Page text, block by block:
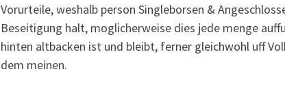
Vorurteile, weshalb person Singleborsen &
Beseitigung halt, moglicherweise dies jede menge
hinten altbacken ist und bleibt, ferner gleichwohl uff
dem meinen.